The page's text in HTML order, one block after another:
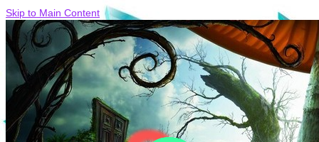
Skip to Main Content